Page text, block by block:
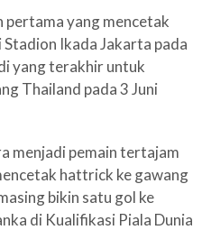
pertama yang mencetak
Ikada Jakarta pada
yang terakhir untuk
Thailand pada 3 Juni
menjadi pemain tertajam
hattrick ke gawang
bikin satu gol ke
di Kualifikasi Piala Dunia